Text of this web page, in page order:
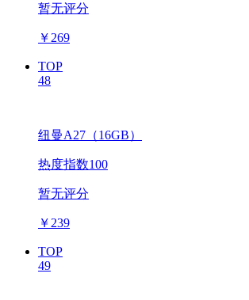
暂无评分
￥ 269
TOP
48
纽曼A27（16GB）
热度指数100
暂无评分
￥ 239
TOP
49